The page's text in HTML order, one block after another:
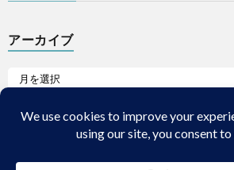
アーカイブ
カテゴリー